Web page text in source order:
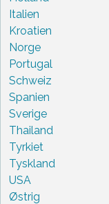
Italien
Kroatien
Norge
Portugal
Schweiz
Spanien
Sverige
Thailand
Tyrkiet
Tyskland
USA
Østrig